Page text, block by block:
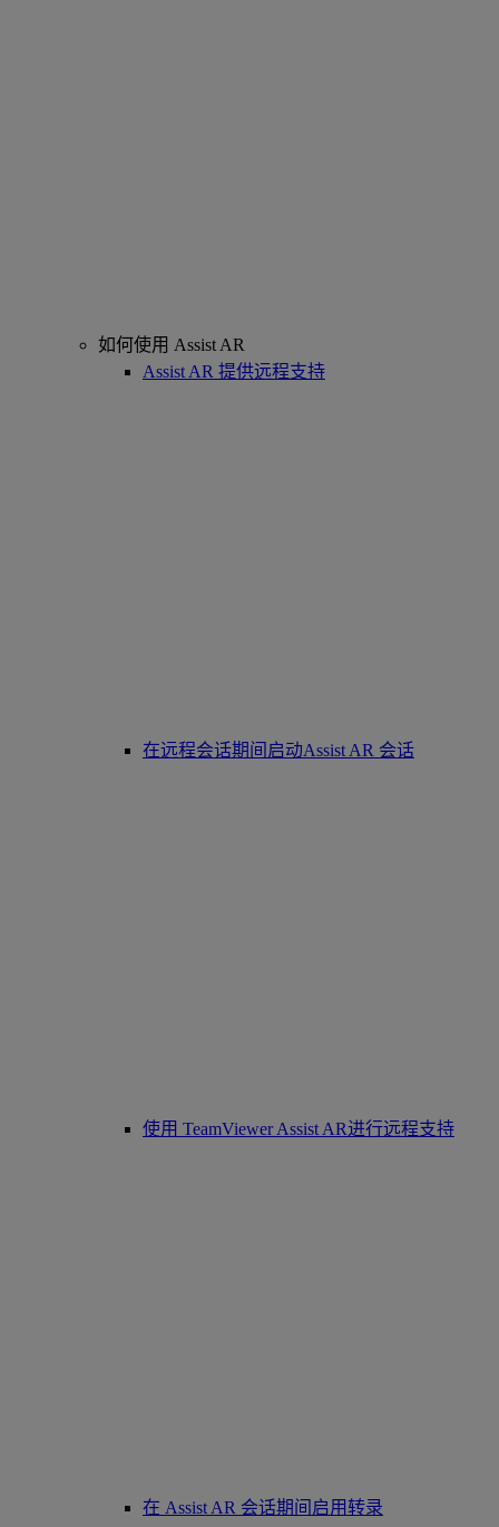
如何使用 Assist AR
Assist AR 提供远程支持
在远程会话期间启动Assist AR 会话
使用 TeamViewer Assist AR进行远程支持
在 Assist AR 会话期间启用转录